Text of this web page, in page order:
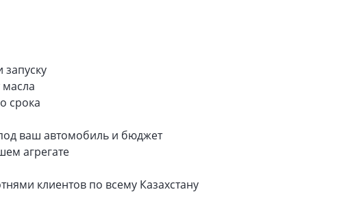
запуску
срока
ваш автомобиль и бюджет
агрегате
клиентов по всему Казахстану